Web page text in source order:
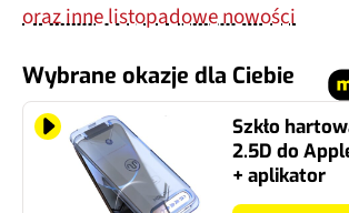
oraz inne listopadowe nowości
Wybrane okazje dla Ciebie
Szkło
2.5D do
+ aplikator